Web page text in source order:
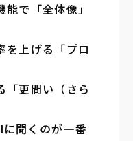
で「全体像」
上げる「プロ
更問い（さら
聞くのが一番